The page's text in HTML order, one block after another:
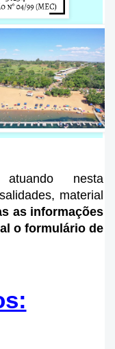
nesta
material
as informações
o formulário de